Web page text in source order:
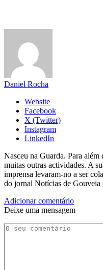
Daniel Rocha
Website
Facebook
X (Twitter)
Instagram
LinkedIn
Nasceu na Guarda. Para além
muitas outras actividades. A
imprensa levaram-no a ser
do jornal Notícias de Gouveia
Adicionar comentário
Deixe uma mensagem